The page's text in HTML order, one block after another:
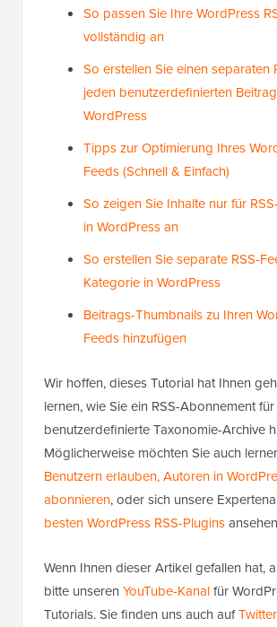
So passen Sie Ihre WordPress
vollständig an
So erstellen Sie einen separaten
jeden benutzerdefinierten
WordPress
Tipps zur Optimierung Ihres
Feeds (Schnell & Einfach)
So zeigen Sie Inhalte nur für
in WordPress an
So erstellen Sie separate RSS-
Kategorie in WordPress
Beitrags-Thumbnails zu Ihren
Feeds hinzufügen
Wir hoffen, dieses Tutorial hat Ihnen
lernen, wie Sie ein RSS-Abonnement
benutzerdefinierte Taxonomie-Archive
Möglicherweise möchten Sie auch
Benutzern erlauben, Autoren in
abonnieren, oder sich unsere
besten WordPress RSS-Plugins
Wenn Ihnen dieser Artikel gefallen hat,
bitte unseren YouTube-Kanalfür
Tutorials. Sie finden uns auch aufTwitter